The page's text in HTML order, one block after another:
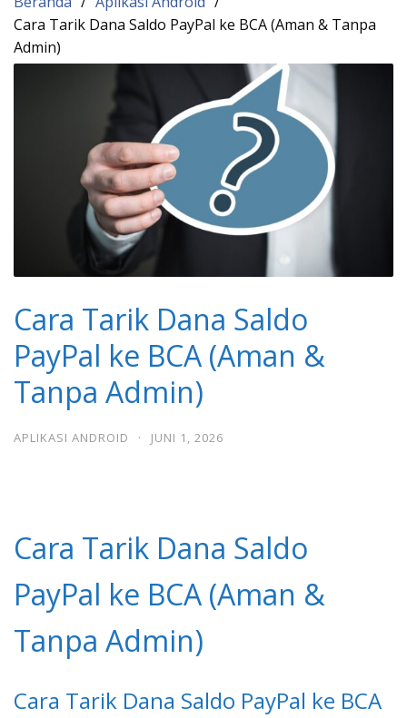
Cara Tarik Dana Saldo PayPal ke BCA (Aman & Tanpa
Admin)
Cara Tarik Dana Saldo
PayPal ke BCA (Aman &
Tanpa Admin)
APLIKASI ANDROID · JUNI 1, 2026
Cara Tarik Dana Saldo
PayPal ke BCA (Aman &
Tanpa Admin)
Cara Tarik Dana Saldo PayPal ke BCA